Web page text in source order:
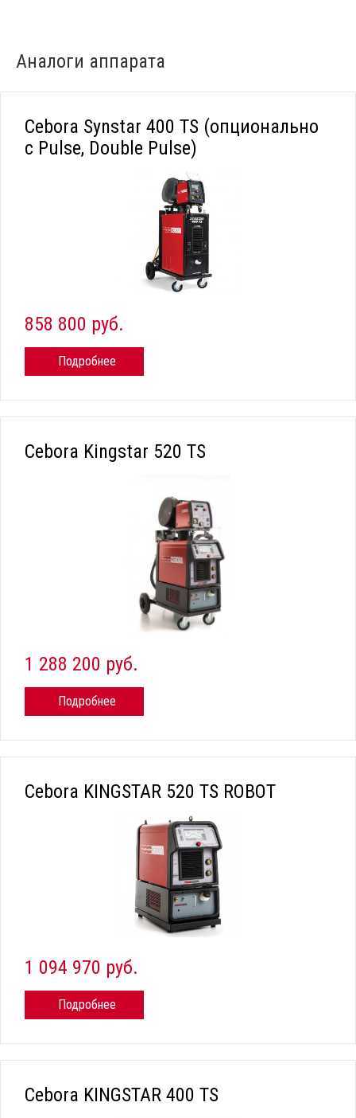
Аналоги аппарата
Cebora Synstar 400 TS (опционально
с Pulse, Double Pulse)
858 800 руб.
Подробнее
Cebora Kingstar 520 TS
1 288 200 руб.
Подробнее
Cebora KINGSTAR 520 TS ROBOT
1 094 970 руб.
Подробнее
Cebora KINGSTAR 400 TS